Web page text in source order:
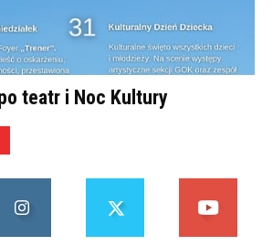
teatr i Noc Kultury